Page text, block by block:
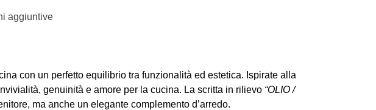
aggiuntive
con un perfetto equilibrio tra funzionalità ed estetica. Ispirate alla
genuinità e amore per la cucina. La scritta in rilievo “OLIO /
ma anche un elegante complemento d’arredo.